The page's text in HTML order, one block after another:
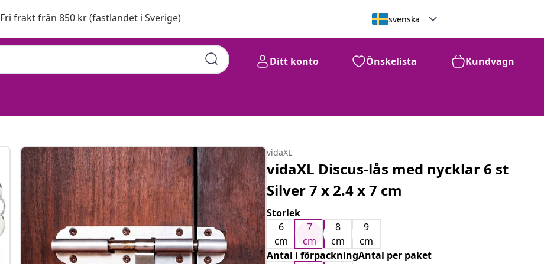
Fri frakt från 850 kr (fastlandet i Sverige) svenska
Ditt konto Önskelista Kundvagn
vidaXL
vidaXL Discus-lås med nycklar 6 st
Silver 7 x 2.4 x 7 cm
Storlek
6
cm
7
cm
8
cm
9
cm
Antal i förpackningAntal per paket